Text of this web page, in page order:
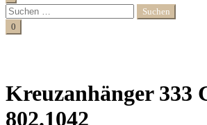
Search
Suchen
nach:
Cart
0
Kreuzanhänger 333
802.1042